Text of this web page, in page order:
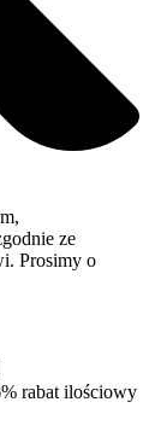
ze
Prosimy o
rabat ilościowy